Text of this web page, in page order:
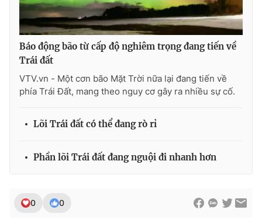
Báo động bão từ cấp độ nghiêm trọng đang tiến về
Trái đất
VTV.vn - Một cơn bão Mặt Trời nữa lại đang tiến về
phía Trái Đất, mang theo nguy cơ gây ra nhiều sự cố.
Lõi Trái đất có thể đang rò rỉ
Phần lõi Trái đất đang nguội đi nhanh hơn
0 0